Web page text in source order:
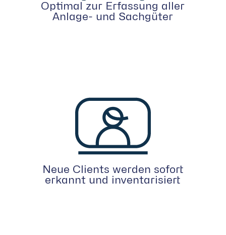
Optimal zur Erfassung aller
Anlage- und Sachgüter
Neue Clients werden sofort
erkannt und inventarisiert